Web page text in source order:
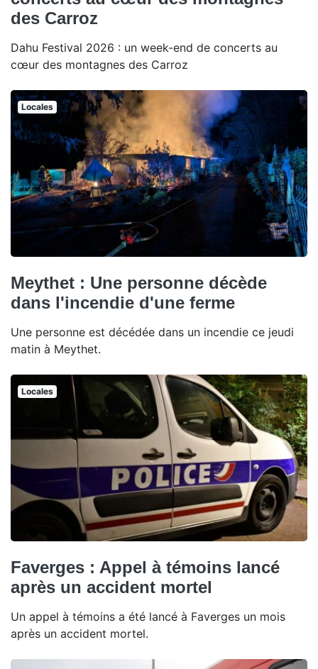
des Carroz
Dahu Festival 2026 : un week-end de concerts au
cœur des montagnes des Carroz
Locales
Meythet : Une personne décède
dans l'incendie d'une ferme
Une personne est décédée dans un incendie ce jeudi
matin à Meythet.
Locales
Faverges : Appel à témoins lancé
après un accident mortel
Un appel à témoins a été lancé à Faverges un mois
après un accident mortel.